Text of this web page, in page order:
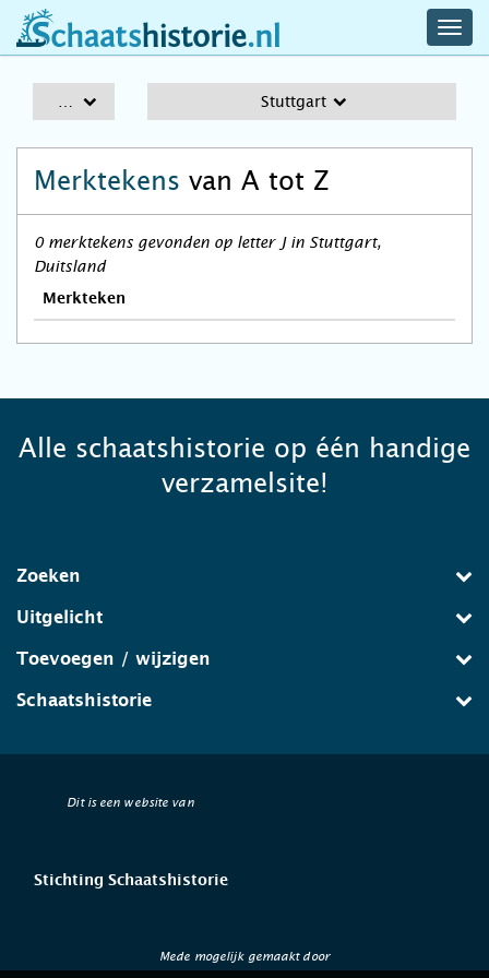
schaatshistorie.nl
Stuttgart
Merktekens van A tot Z
0 merktekens gevonden op letter J in Stuttgart,
Duitsland
Merkteken
Alle schaatshistorie op één handige
verzamelsite!
Zoeken
Uitgelicht
Toevoegen / wijzigen
Schaatshistorie
Dit is een website van
Stichting Schaatshistorie
Mede mogelijk gemaakt door